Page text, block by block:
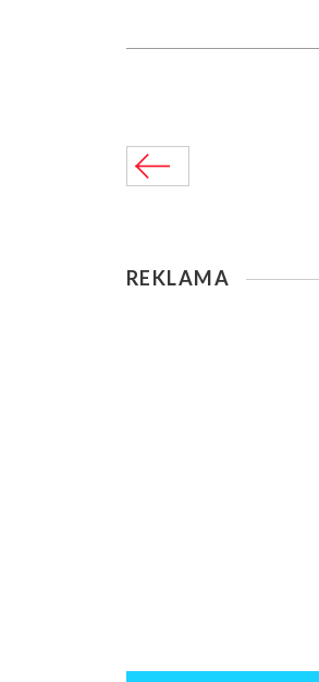
REKLAMA